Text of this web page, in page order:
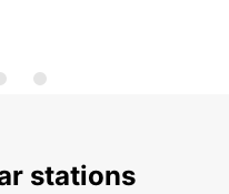
stations